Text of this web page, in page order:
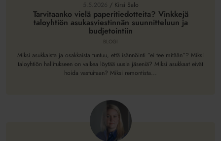
budjetointiin
5.5.2026 / Kirsi Salo
Tarvitaanko vielä paperitiedotteita? Vinkkejä
taloyhtiön asukasviestinnän suunnitteluun ja
budjetointiin
BLOGI
Miksi asukkaista ja osakkaista tuntuu, että isännöinti ”ei tee mitään”? Miksi
taloyhtiön hallitukseen on vaikea löytää uusia jäseniä? Miksi asukkaat eivät
hoida vastuitaan? Miksi remontista...